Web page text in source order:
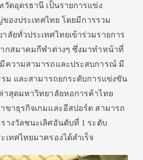
ดอุดรธานี เป็นรายการแข่ง
ของประเทศไทย โดยมีการรวม
ลัยทั่วประเทศไทยเข้าร่วมรายการ
กสมาคมกีฬาต่างๆ ซึ่งมาทำหน้าที่
ความสามารถและประสบการณ์ มี
รม และสามารถยกระดับการแข่งขัน
าสุดมหาวิทยาลัยหอการค้าไทย
ขาธุรกิจเกมและอีสปอร์ต สามารถ
างวัลชนะเลิศอันดับที่ 1 ระดับ
เทศไทยมาครองได้สำเร็จ